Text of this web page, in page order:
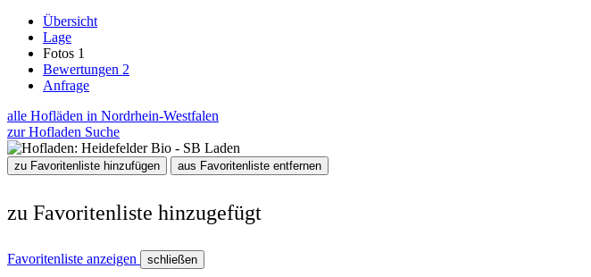
Übersicht
Lage
Fotos 1
Bewertungen 2
Anfrage
alle Hofläden in Nordrhein-Westfalen
zur Hofladen Suche
zu Favoritenliste hinzufügen aus Favoritenliste entfernen
zu Favoritenliste hinzugefügt
Favoritenliste anzeigen schließen